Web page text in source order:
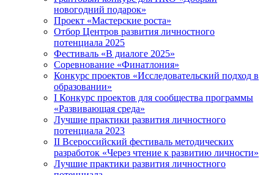
новогодний подарок»
Проект «Мастерские роста»
Отбор Центров развития личностного
потенциала 2025
Фестиваль «В диалоге 2025»
Соревнование «Финатлония»
Конкурс проектов «Исследовательский подход в
образовании»
I Конкурс проектов для сообщества программы
«Развивающая среда»
Лучшие практики развития личностного
потенциала 2023
II Всероссийский фестиваль методических
разработок «Через чтение к развитию личности»
Лучшие практики развития личностного